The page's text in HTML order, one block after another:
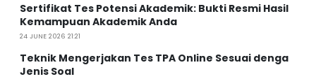
Sertifikat Tes Potensi Akademik: Bukti Resmi Hasil
Kemampuan Akademik Anda
24 JUNE 2026 21:21
Teknik Mengerjakan Tes TPA Online Sesuai denga
Jenis Soal